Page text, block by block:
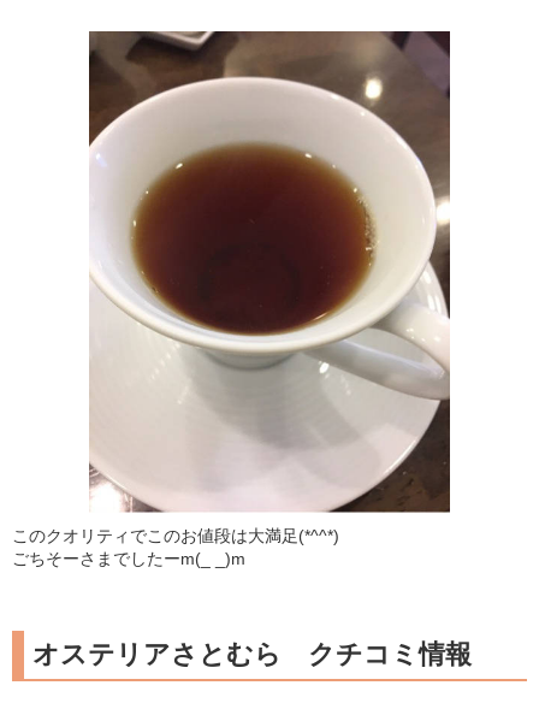
このクオリティでこのお値段は大満足(*^^*)
ごちそーさまでしたーm(_ _)m
オステリアさとむら クチコミ情報